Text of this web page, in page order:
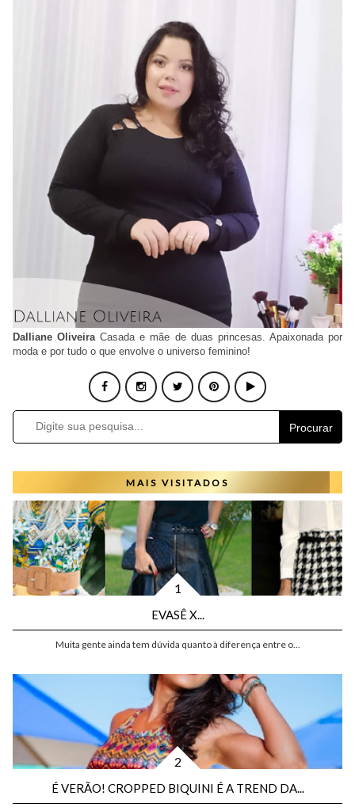
Dalliane OliveiraCasada e mãe de duas princesas. Apaixonada por
moda e por tudo o que envolve o universo feminino!
Procurar
MAIS VISITADOS
EVASÊ X...
Muita gente ainda tem dúvida quanto à diferença entre o...
É VERÃO! CROPPED BIQUINI É A TREND DA...